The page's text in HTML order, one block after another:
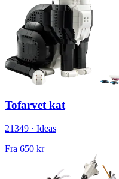
Tofarvet kat
21349 · Ideas
Fra 650 kr